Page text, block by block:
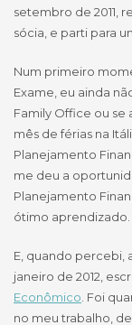
setembro de 2011,
sócia, e parti para
Num primeiro
Exame, eu ainda
Family Office ou se
mês de férias na
Planejamento
me deu a
Planejamento
ótimo aprendizado.
E, quando percebi,
janeiro de 2012,
Econômico. Foi
no meu trabalho,